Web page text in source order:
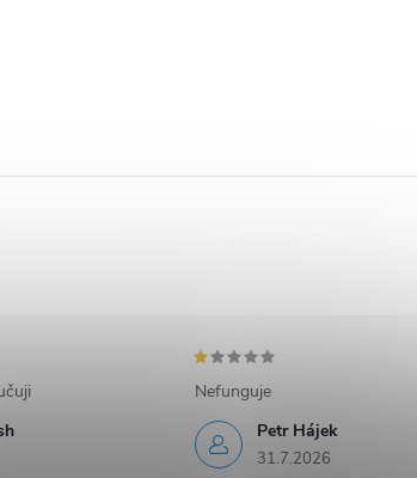
Petr Hájek
31.7.2026
Nefunguje